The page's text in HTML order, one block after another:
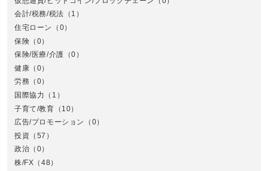
会計/税務/税法 （1）
住宅ローン
（0）
保険 （0）
保険/医療/介護 （0）
健康 （0）
労務 （0）
国際協力 （1）
子育て/教育 （10）
広告/プロモーション
（0）
投資 （57）
政治 （0）
株/FX （48）